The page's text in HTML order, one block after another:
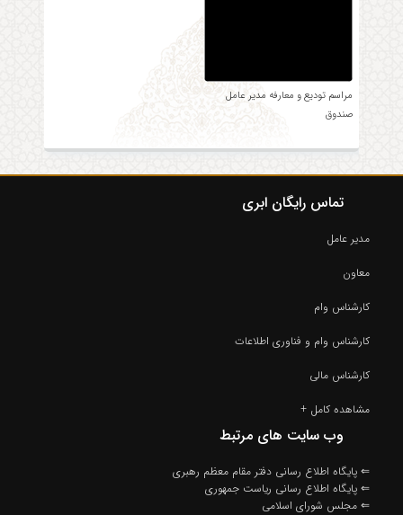
مراسم تودیع و معارفه مدیر عامل
صندوق
تماس رایگان ابری
مدیر عامل
معاون
کارشناس وام
کارشناس وام و فناوری اطلاعات
کارشناس مالی
مشاهده کامل +
وب سایت های مرتبط
⇐ پایگاه اطلاع رسانی دفتر مقام معظم رهبری
⇐ پایگاه اطلاع رسانی ریاست جمهوری
⇐ مجلس شورای اسلامی